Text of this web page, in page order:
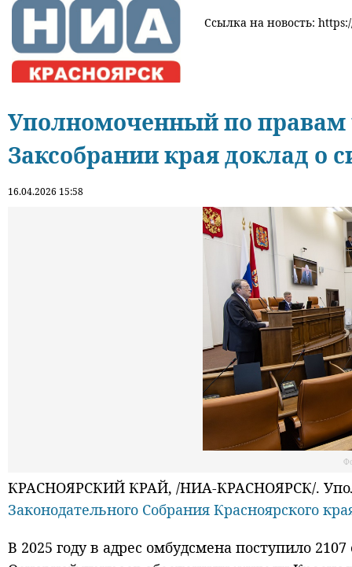
Ссылка на новость:
Уполномоченный по правам
Заксобрании края доклад о
16.04.2026 15:58
КРАСНОЯРСКИЙ КРАЙ, /НИА-КРАСНОЯРСК/.
Законодательного Собрания Красноярского
В 2025 году в адрес омбудсмена поступило